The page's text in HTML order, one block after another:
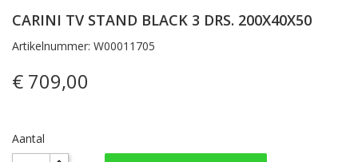
CARINI TV STAND BLACK 3 DRS. 200X40X50
Artikelnummer: W00011705
€ 709,00
Aantal